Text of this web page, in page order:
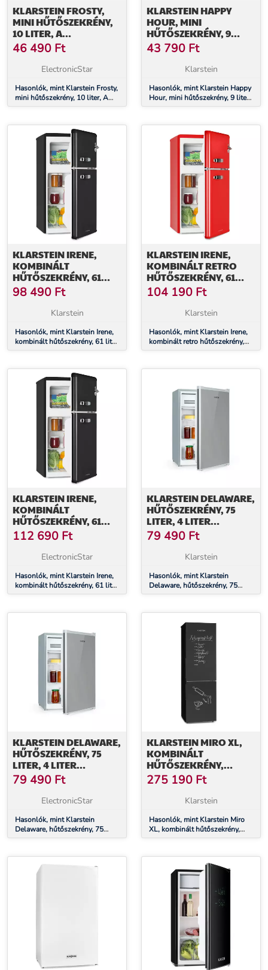
KLARSTEIN FROSTY,
MINI HŰTŐSZEKRÉNY,
10 LITER, A
ENERGIAHATÉKONYSÁGI
OSZTÁLY, TÜKÖRÜVEG
AJTÓ, FEKETE
46 490 Ft
ElectronicStar
Hasonlók, mint Klarstein Frosty,
mini hűtőszekrény, 10 liter, A
energiahatékonysági osztály,
KLARSTEIN HAPPY
HOUR, MINI
HŰTŐSZEKRÉNY, 9
LITER, A
ENERGIAHATÉKONYSÁGI
OSZTÁLY, TÜKÖRÜVEG
43 790 Ft
Klarstein
Hasonlók, mint Klarstein Happy
Hour, mini hűtőszekrény, 9 liter,
A energiahatékonysági osztály,
KLARSTEIN IRENE,
KOMBINÁLT
HŰTŐSZEKRÉNY, 61
LITER HŰTŐSZEKRÉNY,
25 LITER FAGYASZTÓ,
RETRO, PIROS
98 490 Ft
Klarstein
Hasonlók, mint Klarstein Irene,
kombinált hűtőszekrény, 61 liter
hűtőszekrény, 25 liter fagyasztó,
KLARSTEIN IRENE,
KOMBINÁLT RETRO
HŰTŐSZEKRÉNY, 61
LITER HŰTŐSZEKRÉNY,
25 LITER FAGYASZTÓ,
104 190 Ft
Klarstein
Hasonlók, mint Klarstein Irene,
kombinált retro hűtőszekrény,
61 liter hűtőszekrény, 25 liter
KLARSTEIN IRENE,
KOMBINÁLT
HŰTŐSZEKRÉNY, 61
LITER HŰTŐSZEKRÉNY,
25 LITER FAGYASZTÓ,
RETRO, PIROS
112 690 Ft
ElectronicStar
Hasonlók, mint Klarstein Irene,
kombinált hűtőszekrény, 61 liter
hűtőszekrény, 25 liter fagyasztó,
KLARSTEIN DELAWARE,
HŰTŐSZEKRÉNY, 75
LITER, 4 LITER
FAGYASZTÓ, E
ENERGIAHATÉKONYSÁGI
OSZTÁLY,
79 490 Ft
Klarstein
Hasonlók, mint Klarstein
Delaware, hűtőszekrény, 75
liter, 4 liter fagyasztó, E
kompresszió hűtés
KLARSTEIN DELAWARE,
HŰTŐSZEKRÉNY, 75
LITER, 4 LITER
FAGYASZTÓ, E
ENERGIAHATÉKONYSÁGI
OSZTÁLY,
79 490 Ft
ElectronicStar
Hasonlók, mint Klarstein
Delaware, hűtőszekrény, 75
liter, 4 liter fagyasztó, E
kompresszió hűtés
KLARSTEIN MIRO XL,
KOMBINÁLT
HŰTŐSZEKRÉNY,
180/69 LITER, E
ENERGIAHATÉKONYSÁGI
OSZTÁLY, TÁBLA
275 190 Ft
Klarstein
Hasonlók, mint Klarstein Miro
XL, kombinált hűtőszekrény,
180/69 liter, E
tábla elülső rész, fekete